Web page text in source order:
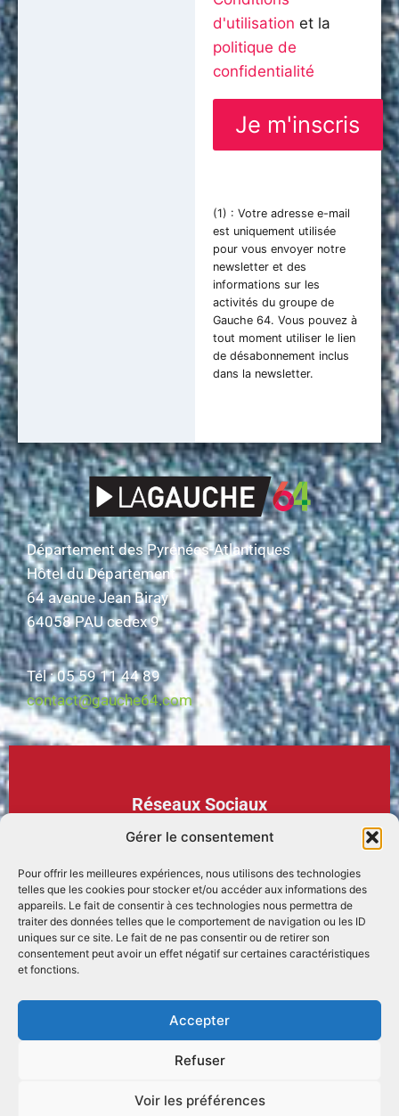
Gérer le consentement
Pour offrir les meilleures expériences, nous utilisons des technologies
telles que les cookies pour stocker et/ou accéder aux informations des
appareils. Le fait de consentir à ces technologies nous permettra de
traiter des données telles que le comportement de navigation ou les ID
uniques sur ce site. Le fait de ne pas consentir ou de retirer son
consentement peut avoir un effet négatif sur certaines caractéristiques
et fonctions.
Accepter
Refuser
Voir les préférences
d'utilisation et la
politique de
confidentialité
(1) : Votre adresse e-mail
est uniquement utilisée
pour vous envoyer notre
newsletter et des
informations sur les
activités du groupe de
Gauche 64. Vous pouvez à
tout moment utiliser le lien
de désabonnement inclus
dans la newsletter.
Département des Pyrénées-Atlantiques
Hôtel du Département
64 avenue Jean Biray
64058 PAU cedex 9
Tél : 05 59 11 44 89
contact@gauche64.com
Réseaux Sociaux
Podcasts